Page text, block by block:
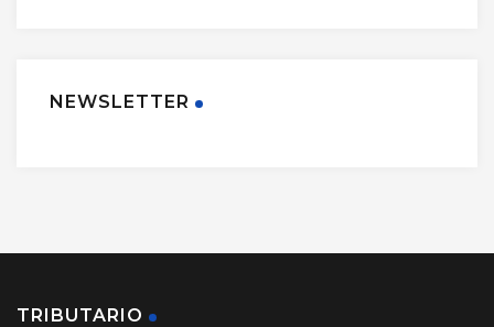
NEWSLETTER
TRIBUTARIO